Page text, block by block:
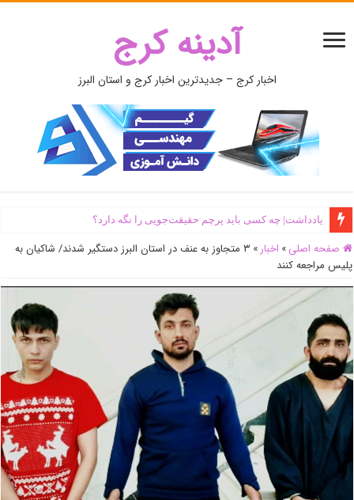
آدینه کرج
اخبار کرج – جدیدترین اخبار کرج و استان البرز
یادداشت| ‌چه کسی باید پرچم حقیقت‌جویی را نگه دارد؟
صفحه اصلی » اخبار »
۳ متجاوز به عنف در استان البرز دستگیر شدند/ شاکیان به
پلیس مراجعه کنند